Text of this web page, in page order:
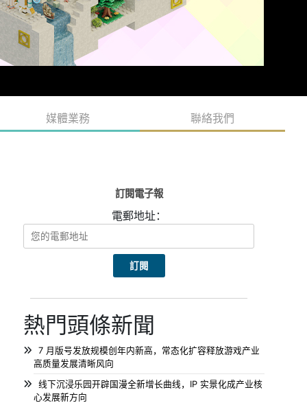
媒體業務 聯絡我們
訂閱電子報
電郵地址：
熱門頭條新聞
7 月版号发放规模创年内新高，常态化扩容释放游戏产业
高质量发展清晰风向
线下沉浸乐园开辟国漫全新增长曲线，IP 实景化成产业核
心发展新方向